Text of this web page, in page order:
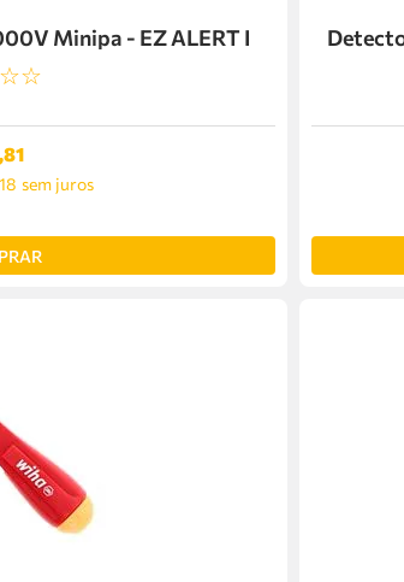
Minipa - EZ ALERT I
☆☆
,81
sem juros